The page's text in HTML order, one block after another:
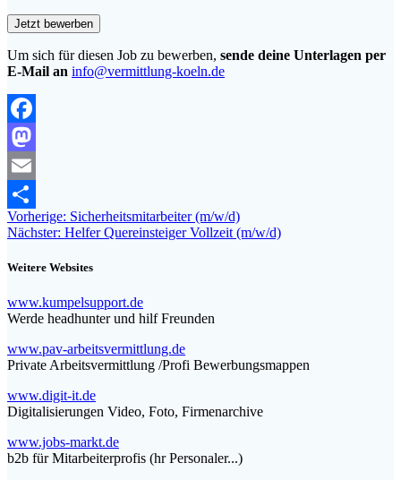
Um sich für diesen Job zu bewerben, sende deine Unterlagen per
E-Mail an info@vermittlung-koeln.de
Facebook
Mastodon
Email
Teilen
Beitragsnavigation
Vorherige: Vorheriger
Beitrag:
Sicherheitsmitarbeiter (m/w/d)
Nächster: Nächster
Helfer Quereinsteiger Vollzeit (m/w/d)
Weitere Websites
www.kumpelsupport.de
Werde headhunter und hilf Freunden
www.pav-arbeitsvermittlung.de
Private Arbeitsvermittlung /Profi Bewerbungsmappen
www.digit-it.de
Digitalisierungen Video, Foto, Firmenarchive
www.jobs-markt.de
b2b für Mitarbeiterprofis (hr Personaler...)